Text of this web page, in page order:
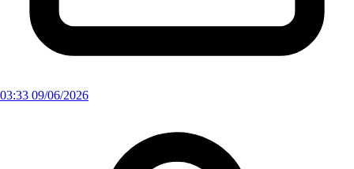
03:33 09/06/2026